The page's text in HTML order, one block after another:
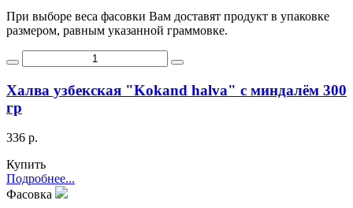
При выборе веса фасовки Вам доставят продукт в упаковке
размером, равным указанной граммовке.
Халва узбекская "Kokand halva" с миндалём 300
гр
336 р.
Купить
Подробнее...
Фасовка